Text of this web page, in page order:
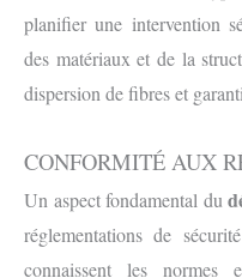
planifier une intervention
des matériaux et de la
dispersion de fibres et
CONFORMITÉ AUX
Un aspect fondamental du
réglementations de
connaissent les normes